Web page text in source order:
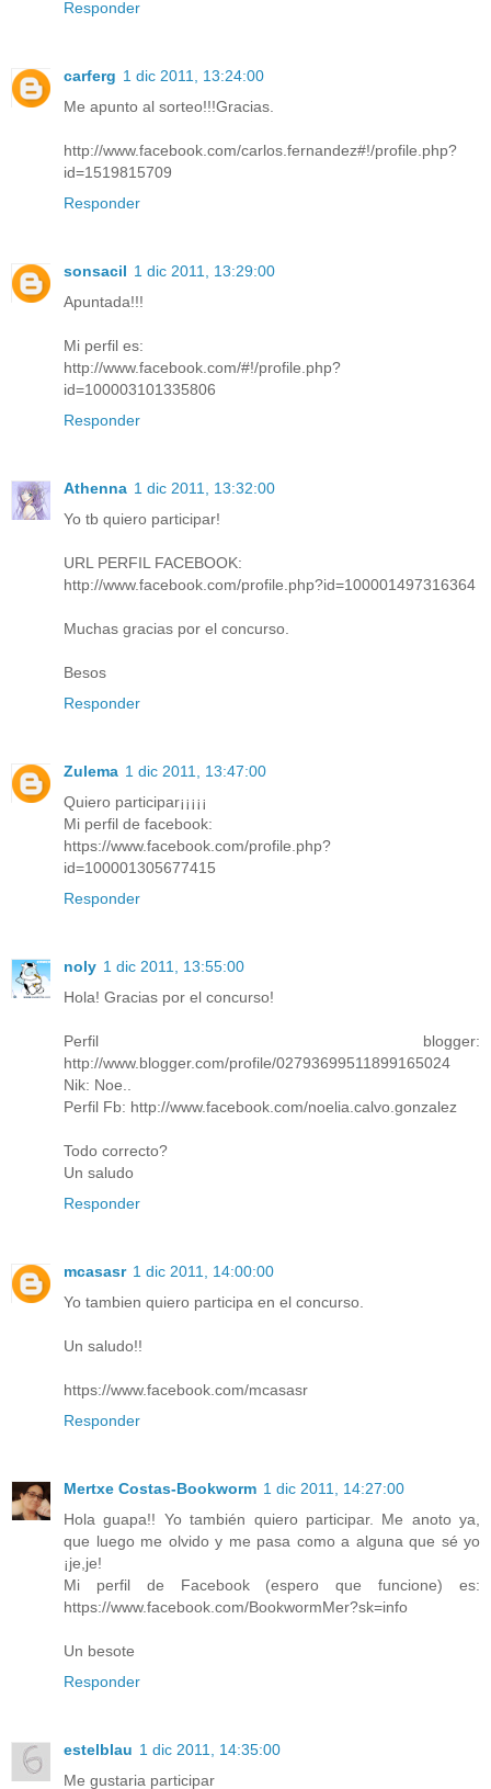
Responder
carferg 1 dic 2011, 13:24:00
Me apunto al sorteo!!!Gracias.
http://www.facebook.com/carlos.fernandez#!/profile.php?
id=1519815709
Responder
sonsacil 1 dic 2011, 13:29:00
Apuntada!!!
Mi perfil es:
http://www.facebook.com/#!/profile.php?
id=100003101335806
Responder
Athenna 1 dic 2011, 13:32:00
Yo tb quiero participar!
URL PERFIL FACEBOOK:
http://www.facebook.com/profile.php?id=100001497316364
Muchas gracias por el concurso.
Besos
Responder
Zulema 1 dic 2011, 13:47:00
Quiero participar¡¡¡¡¡
Mi perfil de facebook:
https://www.facebook.com/profile.php?
id=100001305677415
Responder
noly 1 dic 2011, 13:55:00
Hola! Gracias por el concurso!
Perfil blogger:
http://www.blogger.com/profile/02793699511899165024
Nik: Noe..
Perfil Fb: http://www.facebook.com/noelia.calvo.gonzalez
Todo correcto?
Un saludo
Responder
mcasasr 1 dic 2011, 14:00:00
Yo tambien quiero participa en el concurso.
Un saludo!!
https://www.facebook.com/mcasasr
Responder
Mertxe Costas-Bookworm 1 dic 2011, 14:27:00
Hola guapa!! Yo también quiero participar. Me anoto ya,
que luego me olvido y me pasa como a alguna que sé yo
¡je,je!
Mi perfil de Facebook (espero que funcione) es:
https://www.facebook.com/BookwormMer?sk=info
Un besote
Responder
estelblau 1 dic 2011, 14:35:00
Me gustaria participar